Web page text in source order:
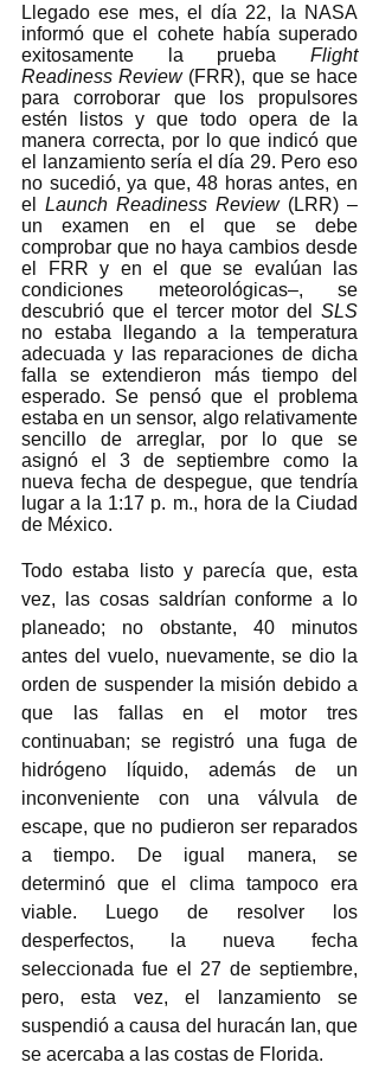
Llegado ese mes, el día 22, la NASA
informó que el cohete había superado
exitosamente la prueba Flight
Readiness Review (FRR), que se hace
para corroborar que los propulsores
estén listos y que todo opera de la
manera correcta, por lo que indicó que
el lanzamiento sería el día 29. Pero eso
no sucedió, ya que, 48 horas antes, en
el Launch Readiness Review (LRR) –
un examen en el que se debe
comprobar que no haya cambios desde
el FRR y en el que se evalúan las
condiciones meteorológicas–, se
descubrió que el tercer motor del SLS
no estaba llegando a la temperatura
adecuada y las reparaciones de dicha
falla se extendieron más tiempo del
esperado. Se pensó que el problema
estaba en un sensor, algo relativamente
sencillo de arreglar, por lo que se
asignó el 3 de septiembre como la
nueva fecha de despegue, que tendría
lugar a la 1:17 p. m., hora de la Ciudad
de México.
Todo estaba listo y parecía que, esta
vez, las cosas saldrían conforme a lo
planeado; no obstante, 40 minutos
antes del vuelo, nuevamente, se dio la
orden de suspender la misión debido a
que las fallas en el motor tres
continuaban; se registró una fuga de
hidrógeno líquido, además de un
inconveniente con una válvula de
escape, que no pudieron ser reparados
a tiempo. De igual manera, se
determinó que el clima tampoco era
viable. Luego de resolver los
desperfectos, la nueva fecha
seleccionada fue el 27 de septiembre,
pero, esta vez, el lanzamiento se
suspendió a causa del huracán Ian, que
se acercaba a las costas de Florida.